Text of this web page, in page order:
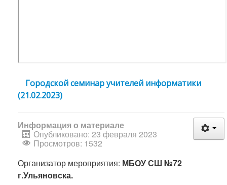
Городской семинар учителей информатики
(21.02.2023)
Информация о материале
Опубликовано: 23 февраля 2023
Просмотров: 1532
Организатор мероприятия: МБОУ СШ №72
г.Ульяновска.